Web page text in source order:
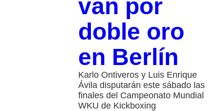
van por
doble oro
en Berlín
Karlo Ontiveros y Luis Enrique
Ávila disputarán este sábado las
finales del Campeonato Mundial
WKU de Kickboxing